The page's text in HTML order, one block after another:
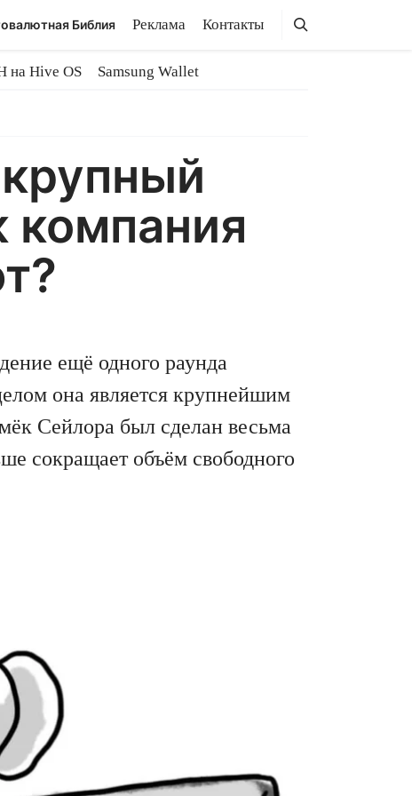
Библия Реклама Контакты Поиск
Поиск
на Hive OS
Samsung Wallet
компания
ещё одного раунда
она является крупнейшим
Сейлора был сделан весьма
сокращает объём свободного